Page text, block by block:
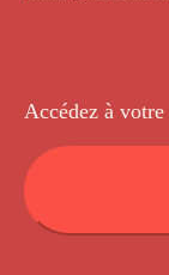
Accédez à votre